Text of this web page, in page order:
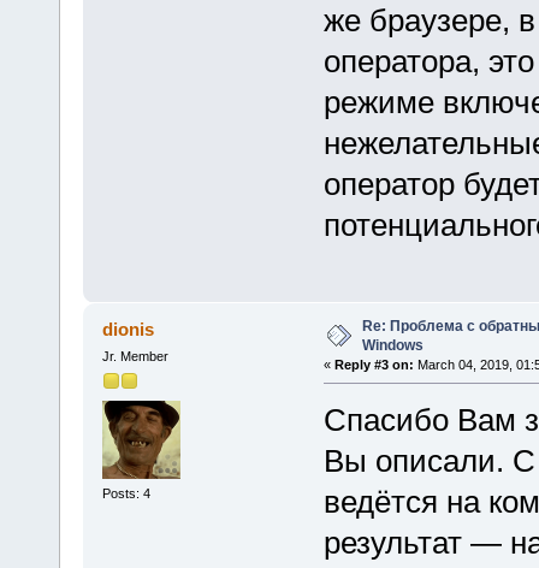
же браузере,
оператора,
режиме
оператор
dionis
Jr. Member
Posts: 4
Re: Проблема с
Windows
« Reply #3 on: March 04, 2019,
Спасибо Вам
Вы описали. С
ведётся на
результат —